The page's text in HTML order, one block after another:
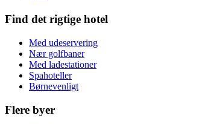
Find det rigtige hotel
Med udeservering
Nær golfbaner
Med ladestationer
Spahoteller
Børnevenligt
Flere byer